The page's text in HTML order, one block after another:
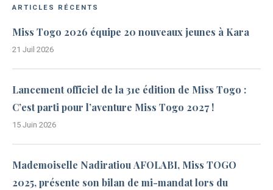
ARTICLES RÉCENTS
Miss Togo 2026 équipe 20 nouveaux jeunes à Kara
21 Juil 2026
Lancement officiel de la 31e édition de Miss Togo :
C’est parti pour l’aventure Miss Togo 2027 !
15 Juin 2026
Mademoiselle Nadiratiou AFOLABI, Miss TOGO
2025, présente son bilan de mi-mandat lors du